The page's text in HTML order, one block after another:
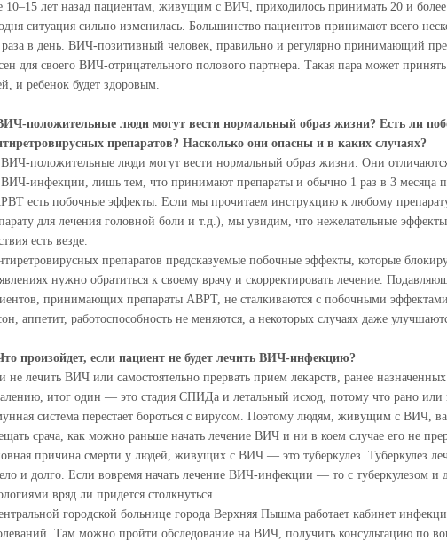
лет назад пациентам, живущим с ВИЧ, приходилось принимать 20 и более
ситуация сильно изменилась. Большинство пациентов принимают всего
раза в день. ВИЧ-позитивный человек, правильно и регулярно принимающий
для своего ВИЧ-отрицательного полового партнера. Такая пара может
и ребенок будет здоровым.
положительные люди могут вести нормальный образ жизни? Есть ли
препаратов? Насколько они опасны и в каких случаях?
положительные люди могут вести нормальный образ жизни. Они
ВИЧ-инфекции, лишь тем, что принимают препараты и обычно 1 раз в 3 месяца
есть побочные эффекты. Если мы прочитаем инструкцию к любому
для лечения головной боли и т.д.), мы увидим, что нежелательные
есть везде.
препаратов предсказуемые побочные эффекты, которые
нужно обратиться к своему врачу и скорректировать лечение.
принимающих препараты АВРТ, не сталкиваются с побочными
аппетит, работоспособность не меняются, а некоторых случаях даже
произойдет, если пациент не будет лечить ВИЧ-инфекцию?
не лечить ВИЧ или самостоятельно прервать прием лекарств, ранее
итог один — это стадия СПИДа и летальный исход, потому что рано или
система перестает бороться с вирусом. Поэтому людям, живущим с ВИЧ,
срача, как можно раньше начать лечение ВИЧ и ни в коем случае его не
причина смерти у людей, живущих с ВИЧ — это туберкулез. Туберкулез
и долго. Если вовремя начать лечение ВИЧ-инфекции — то с туберкулезом и
вряд ли придется столкнуться.
городской больнице города Верхняя Пышма работает кабинет
Там можно пройти обследование на ВИЧ, получить консультацию по